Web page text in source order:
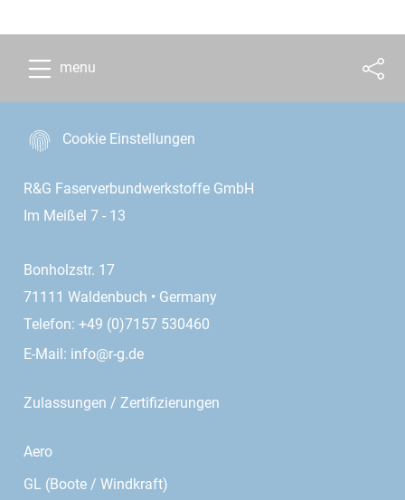
menu
Cookie Einstellungen
R&G Faserverbundwerkstoffe GmbH
Im Meißel 7 - 13
Bonholzstr. 17
71111 Waldenbuch • Germany
Telefon: +49 (0)7157 530460
E-Mail: info@r-g.de
Zulassungen / Zertifizierungen
Aero
GL (Boote / Windkraft)